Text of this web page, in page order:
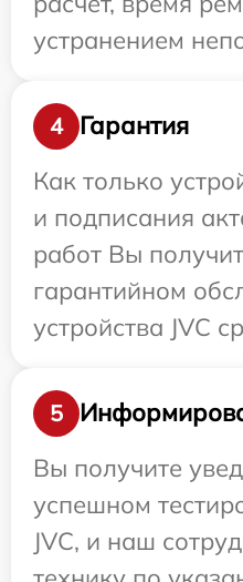
устранением
4
Гарантия
Как только
и подписания
работ Вы
гарантийном
устройства JVC
5
Вы получите
успешном
JVC, и наш